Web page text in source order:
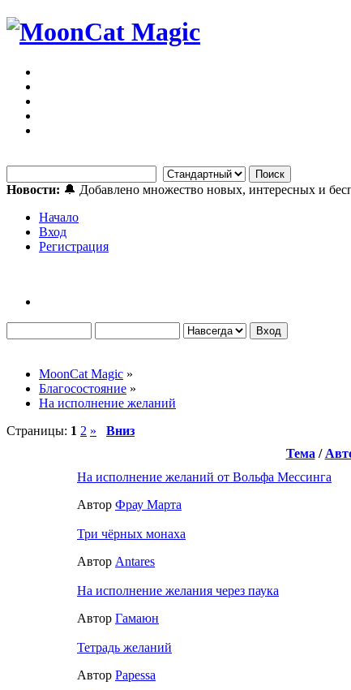
Новости: 🔔 Добавлено множество новых, интересных и
Начало
Вход
Регистрация
MoonCat Magic »
Благосостояние »
На исполнение желаний
Страницы: 1 2 »
Вниз
Тема /
На исполнение желаний от Вольфа Мессинга
Автор Фрау Марта
Три чёрных монаха
Автор Antares
На исполнение желания через паука
Автор Гамаюн
Тетрадь желаний
Автор Papessa